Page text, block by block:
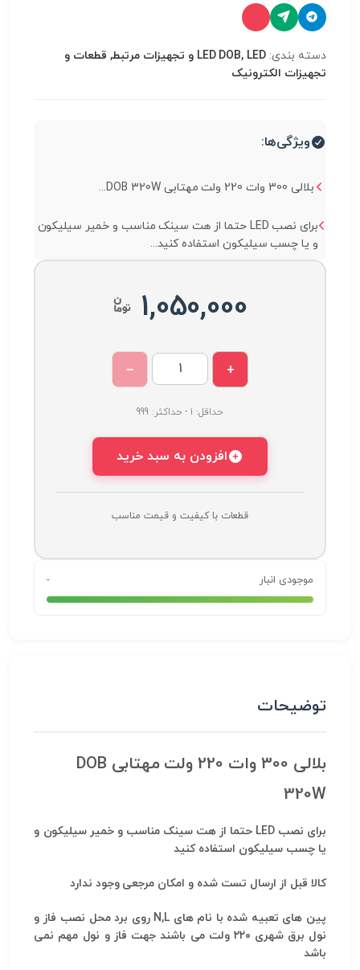
دسته بندی:
LED DOB, LED و تجهیزات مرتبط, قطعات و
تجهیزات الکترونیک
ویژگی‌ها:
بلالی 300 وات 220 ولت مهتابی DOB 320W...
برای نصب LED حتما از هت سینک مناسب و خمیر سیلیکون
و یا چسب سیلیکون استفاده کنید...
1,050,000
+
−
حداقل: 1 - حداکثر: 999
افزودن به سبد خرید
قطعات با کیفیت و قیمت مناسب
موجودی انبار -
توضیحات
بلالی 300 وات 220 ولت مهتابی DOB
320W
برای نصب LED حتما از هت سینک مناسب و خمیر سیلیکون و
یا چسب سیلیکون استفاده کنید
کالا قبل از ارسال تست شده و امکان مرجعی وجود ندارد
پین های تعبیه شده با نام های N,L روی برد محل نصب فاز و
نول برق شهری ۲۲۰ ولت می باشند جهت فاز و نول مهم نمی
باشد